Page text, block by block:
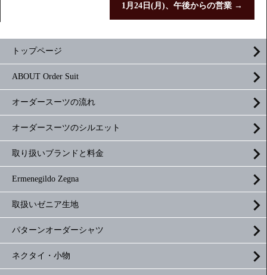
1月24日(月)、午後からの営業 →
トップページ
ABOUT Order Suit
オーダースーツの流れ
オーダースーツのシルエット
取り扱いブランドと料金
Ermenegildo Zegna
取扱いゼニア生地
パターンオーダーシャツ
ネクタイ・小物